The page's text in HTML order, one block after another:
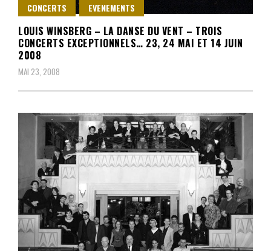
CONCERTS EVENEMENTS
LOUIS WINSBERG – LA DANSE DU VENT – TROIS
CONCERTS EXCEPTIONNELS… 23, 24 MAI ET 14 JUIN
2008
MAI 23, 2008